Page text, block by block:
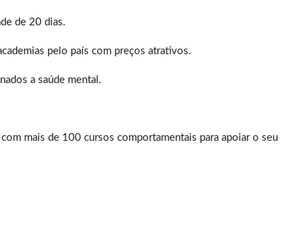
de 20 dias.
pelo país com preços atrativos.
a saúde mental.
mais de 100 cursos comportamentais para apoiar o seu